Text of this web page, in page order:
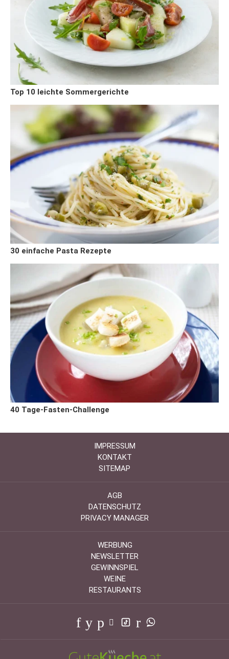
Top 10 leichte Sommergerichte
30 einfache Pasta Rezepte
40 Tage-Fasten-Challenge
IMPRESSUM
KONTAKT
SITEMAP
AGB
DATENSCHUTZ
PRIVACY MANAGER
WERBUNG
NEWSLETTER
GEWINNSPIEL
WEINE
RESTAURANTS